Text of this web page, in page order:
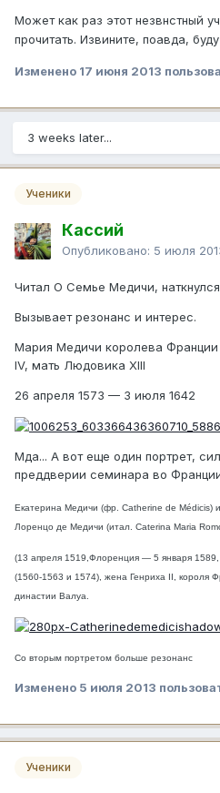
Может как раз этот незвнстный
прочитать. Извините, поавда,
Изменено 17 июня 2013
3 weeks later...
Ученики
Кассий
Опубликовано: 5 июля
Читал О Семье Медичи,
Вызывает резонанс и интерес.
Мария Медичи королева Франции
IV, мать Людовика XIII
26 апреля 1573 — 3 июля 1642
Мда... А вот еще один портрет,
преддверии семинара во
Екатерина Медичи (фр. Catherine de Médicis)
Лоренцо де Медичи (итал. Caterina Maria
(13 апреля 1519,Флоренция — 5 января
(1560-1563 и 1574), жена Генриха II, короля
династии Валуа.
Со вторым портретом больше резонанс
Изменено 5 июля 2013
Ученики